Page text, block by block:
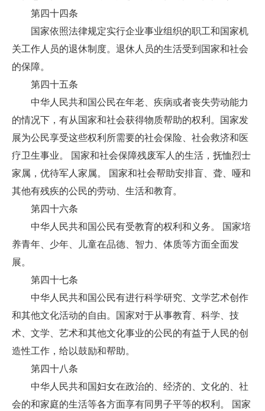
第四十四条
国家依照法律规定实行企业事业组织的职工和国家机
关工作人员的退休制度。退休人员的生活受到国家和社会
的保障。
第四十五条
中华人民共和国公民在年老、疾病或者丧失劳动能力
的情况下，有从国家和社会获得物质帮助的权利。国家发
展为公民享受这些权利所需要的社会保险、社会救济和医
疗卫生事业。 国家和社会保障残废军人的生活，抚恤烈士
家属，优待军人家属。 国家和社会帮助安排盲、聋、哑和
其他有残疾的公民的劳动、生活和教育。
第四十六条
中华人民共和国公民有受教育的权利和义务。 国家培
养青年、少年、儿童在品德、智力、体质等方面全面发
展。
第四十七条
中华人民共和国公民有进行科学研究、文学艺术创作
和其他文化活动的自由。国家对于从事教育、科学、技
术、文学、艺术和其他文化事业的公民的有益于人民的创
造性工作，给以鼓励和帮助。
第四十八条
中华人民共和国妇女在政治的、经济的、文化的、社
会的和家庭的生活等各方面享有同男子平等的权利。 国家